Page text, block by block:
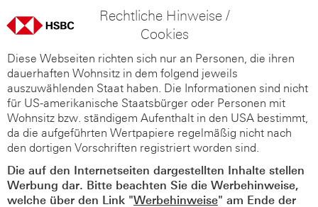
Rechtliche Hinweise /
Cookies
Diese Webseiten richten sich nur an Personen, die ihren
dauerhaften Wohnsitz in dem folgend jeweils
auszuwählenden Staat haben. Die Informationen sind nicht
für US-amerikanische Staatsbürger oder Personen mit
Wohnsitz bzw. ständigem Aufenthalt in den USA bestimmt,
da die aufgeführten Wertpapiere regelmäßig nicht nach
den dortigen Vorschriften registriert worden sind.
Die auf den Internetseiten dargestellten Inhalte stellen
Werbung dar. Bitte beachten Sie die Werbehinweise,
welche über den Link "Werbehinweise" am Ende der